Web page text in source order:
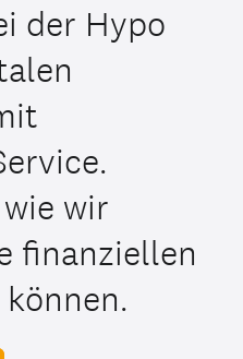
der Hypo
wir
finanziellen